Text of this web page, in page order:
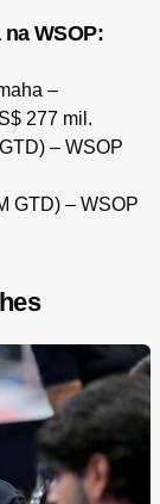
WSOP:
–
277 mil.
– WSOP
GTD) – WSOP